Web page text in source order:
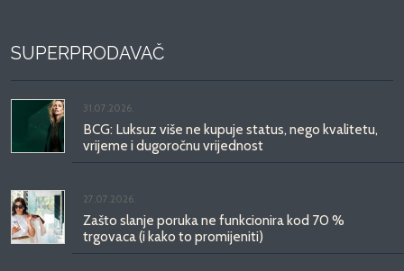
SUPERPRODAVAČ
31.07.2026.
BCG: Luksuz više ne kupuje status, nego kvalitetu,
vrijeme i dugoročnu vrijednost
27.07.2026.
Zašto slanje poruka ne funkcionira kod 70 %
trgovaca (i kako to promijeniti)